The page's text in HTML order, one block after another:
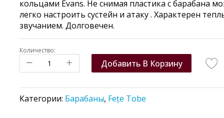
кольцами Evans. Не снимая пластика с барабана
легко настроить сустейн и атаку . Характерен
звучанием. Долговечен.
Количество:
Добавить В Корзину
Категории: Барабаны, Fețe Tobe